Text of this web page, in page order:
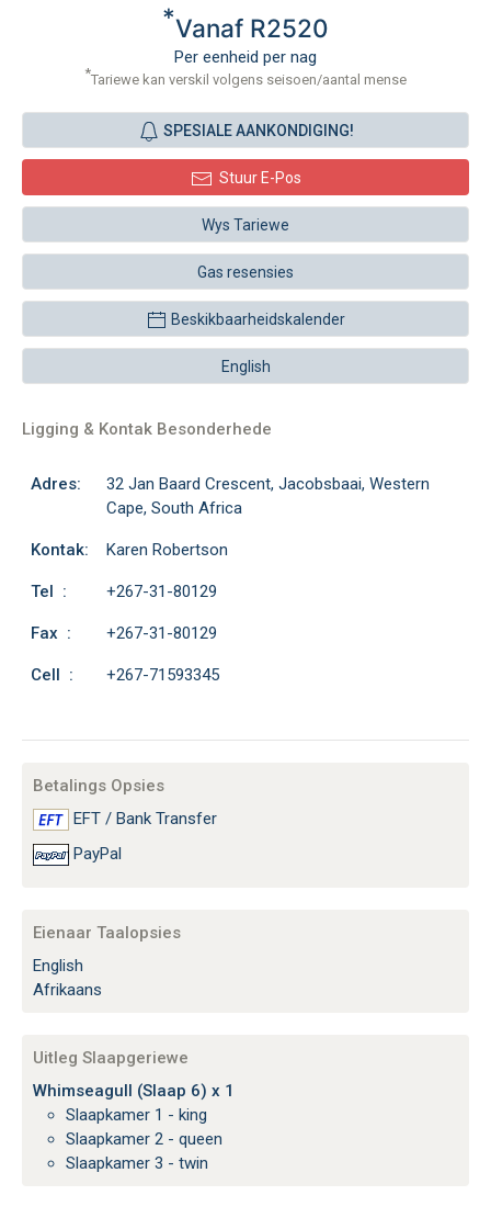
*Vanaf R2520
Per eenheid per nag
*Tariewe kan verskil volgens seisoen/aantal mense
SPESIALE AANKONDIGING!
Stuur E-Pos
Wys Tariewe
Gas resensies
Beskikbaarheidskalender
English
Ligging & Kontak Besonderhede
Adres:
32 Jan Baard Crescent, Jacobsbaai, Western
Cape, South Africa
Kontak: Karen Robertson
Tel : +267-31-80129
Fax : +267-31-80129
Cell : +267-71593345
Betalings Opsies
EFT / Bank Transfer
PayPal
Eienaar Taalopsies
English
Afrikaans
Uitleg Slaapgeriewe
Whimseagull (Slaap 6) x 1
Slaapkamer 1 - king
Slaapkamer 2 - queen
Slaapkamer 3 - twin